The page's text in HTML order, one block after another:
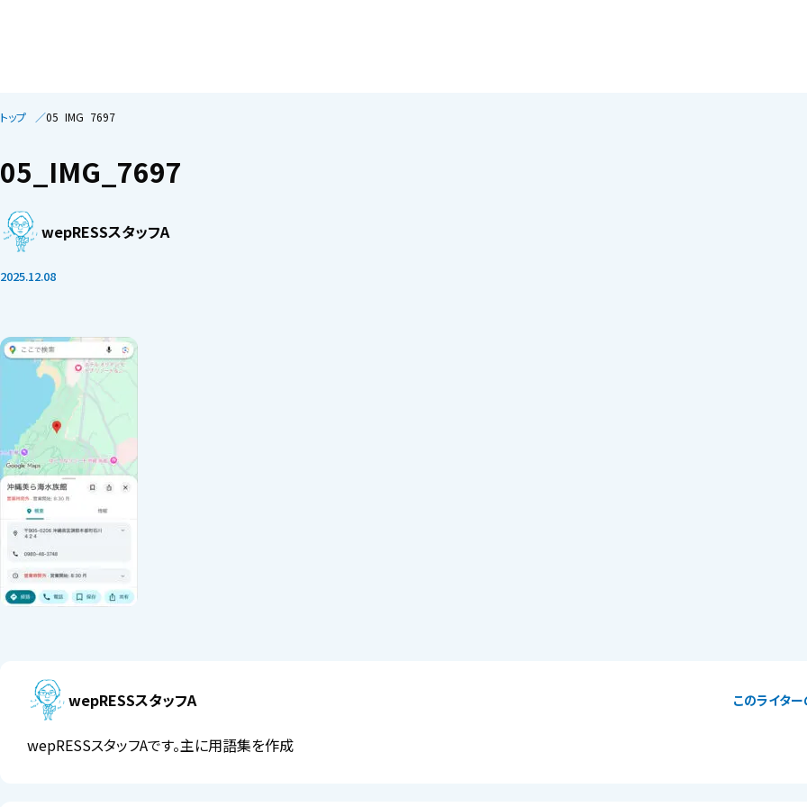
トップ 05_IMG_7697
05_IMG_7697
wepRESSスタッフA
2025.12.08
wepRESSスタッフA このライタ
wepRESSスタッフAです。主に用語集を作成